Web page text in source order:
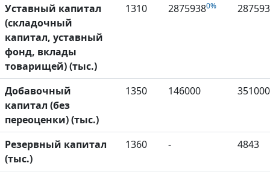
Уставный капитал
(складочный
капитал, уставный
фонд, вклады
товарищей) (тыс.)
1310 28759380%
Добавочный
капитал (без
переоценки) (тыс.)
1350 146000 351000
Резервный капитал
(тыс.)
1360 - 4843